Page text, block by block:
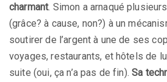
charmant. Simon a arnaqué
(grâce? à cause, non?) à un
soutirer de l’argent à une de ses
voyages, restaurants, et hôtels de
suite (oui, ça n’a pas de fin).Sa